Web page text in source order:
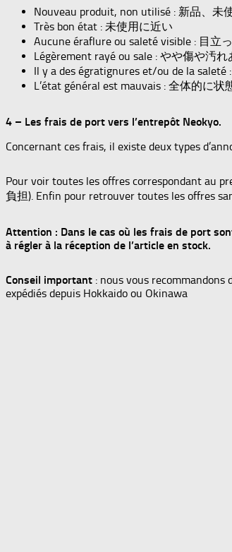
Nouveau produit, non utilisé : 新品、未
Très bon état : 未使用に近い
Aucune éraflure ou saleté visible : 目立
Légèrement rayé ou sale : やや傷や汚れ
Il y a des égratignures et/ou de la saleté
L’état général est mauvais : 全体的に状
4 – Les frais de port vers l’entrepôt Neokyo.
Concernant ces frais, il existe deux types
Pour voir toutes les offres correspondant au
負担). Enfin pour retrouver toutes les offres
Attention : Dans le cas où les frais de port
à régler à la réception de l’article en stock.
Conseil important : nous vous recommandons
expédiés depuis Hokkaido ou Okinawa